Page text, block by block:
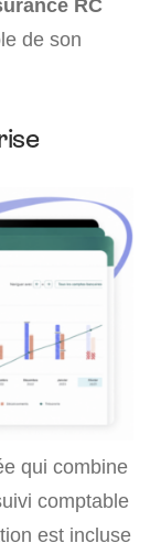
RC
de son
qui combine
comptable
est incluse